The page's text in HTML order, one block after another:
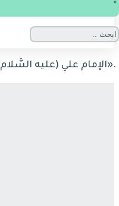
الإمام علي (عليه السَّلام ».